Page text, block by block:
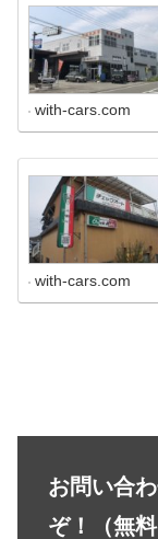
with-cars.com
with-cars.com
お問い合
ぞ！（無料